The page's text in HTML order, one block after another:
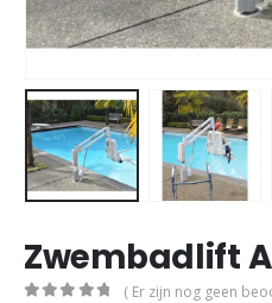
Zwembadlift
( Er zijn nog geen